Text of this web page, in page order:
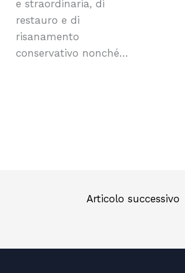
e straordinaria, di
restauro e di
risanamento
conservativo nonché…
Articolo successivo